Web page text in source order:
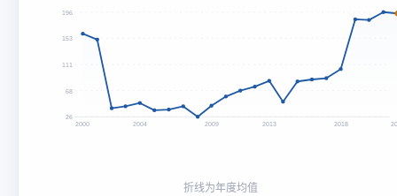
196
153
111
68
26
2000 2004 2009 2013 2018
折线为年度均值